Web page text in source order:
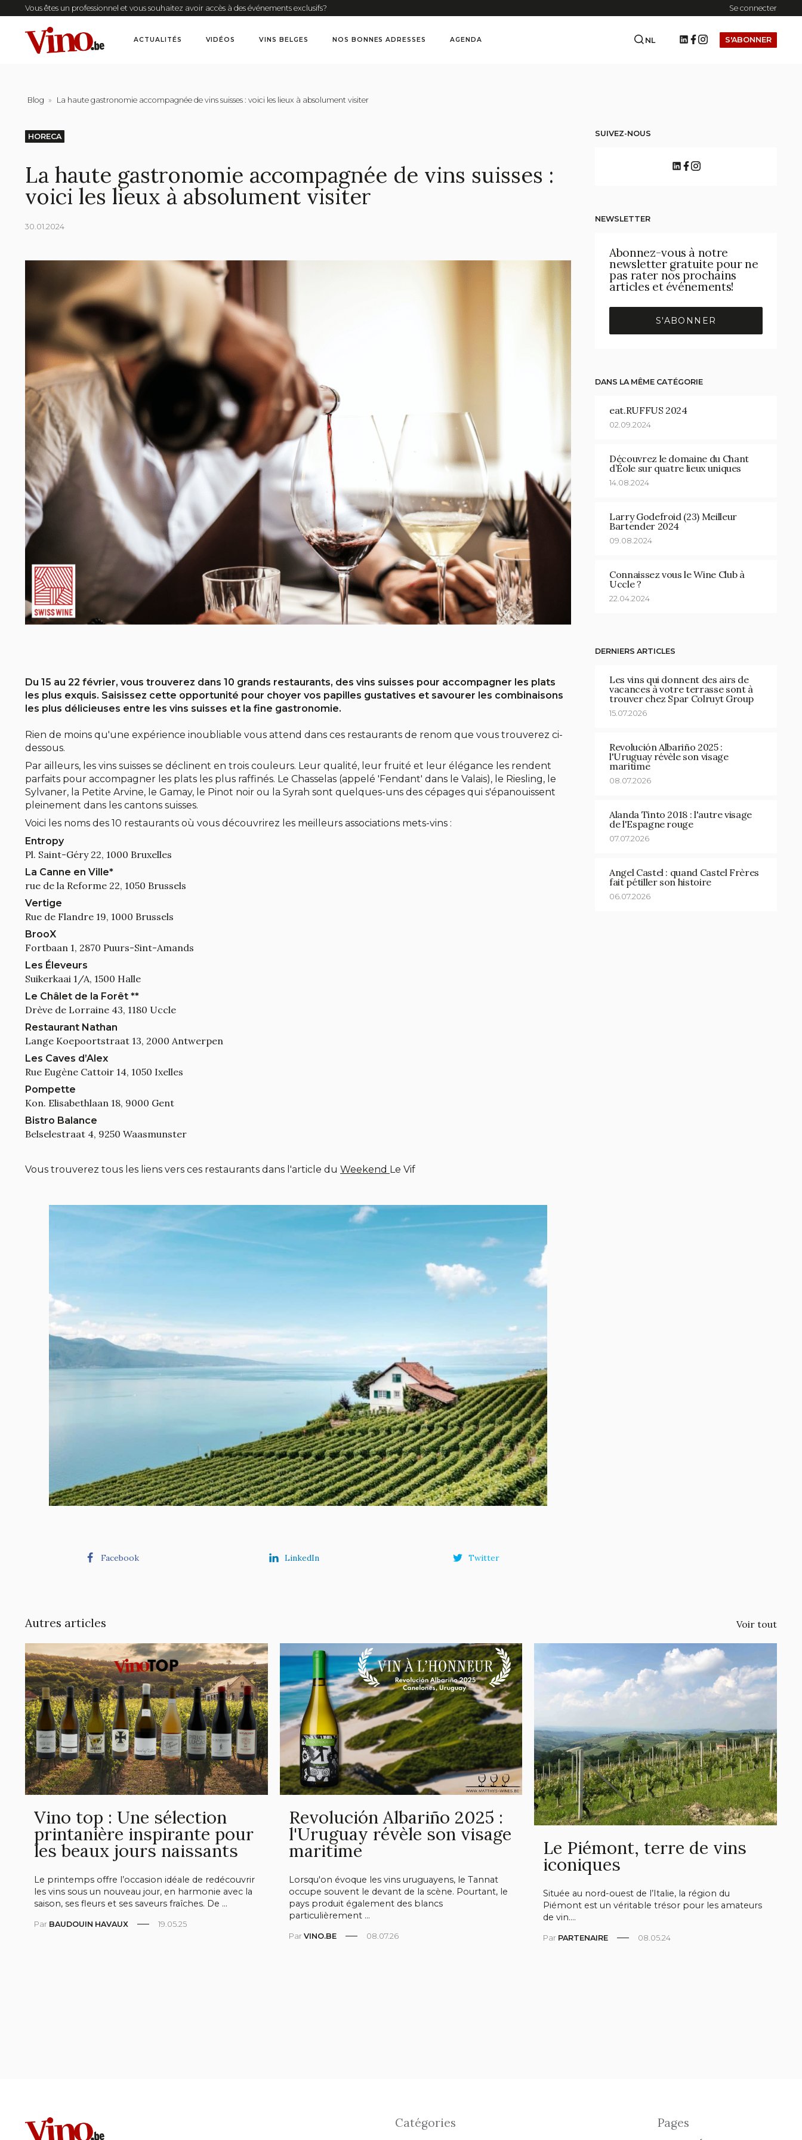
Vous êtes un professionnel et vous souhaitez avoir accès à des événements exclusifs? Se connecter
ACTUALITÉS VIDÉOS VINS BELGES NOS BONNES ADRESSES AGENDA NL S'ABONNER
Blog » La haute gastronomie accompagnée de vins suisses : voici les lieux à absolument visiter
HORECA
La haute gastronomie accompagnée de vins suisses :
voici les lieux à absolument visiter
30.01.2024
Du 15 au 22 février, vous trouverez dans 10 grands restaurants, des vins suisses pour accompagner les plats
les plus exquis. Saisissez cette opportunité pour choyer vos papilles gustatives et savourer les combinaisons
les plus délicieuses entre les vins suisses et la fine gastronomie.
Rien de moins qu'une expérience inoubliable vous attend dans ces restaurants de renom que vous trouverez ci-
dessous.
Par ailleurs, les vins suisses se déclinent en trois couleurs. Leur qualité, leur fruité et leur élégance les rendent
parfaits pour accompagner les plats les plus raffinés. Le Chasselas (appelé 'Fendant' dans le Valais), le Riesling, le
Sylvaner, la Petite Arvine, le Gamay, le Pinot noir ou la Syrah sont quelques-uns des cépages qui s'épanouissent
pleinement dans les cantons suisses.
Voici les noms des 10 restaurants où vous découvrirez les meilleurs associations mets-vins :
Entropy
Pl. Saint-Géry 22, 1000 Bruxelles
La Canne en Ville*
rue de la Reforme 22, 1050 Brussels
Vertige
Rue de Flandre 19, 1000 Brussels
BrooX
Fortbaan 1, 2870 Puurs-Sint-Amands
Les Éleveurs
Suikerkaai 1/A, 1500 Halle
Le Châlet de la Forêt **
Drève de Lorraine 43, 1180 Uccle
Restaurant Nathan
Lange Koepoortstraat 13, 2000 Antwerpen
Les Caves d’Alex
Rue Eugène Cattoir 14, 1050 Ixelles
Pompette
Kon. Elisabethlaan 18, 9000 Gent
Bistro Balance
Belselestraat 4, 9250 Waasmunster
Vous trouverez tous les liens vers ces restaurants dans l'article du Weekend Le Vif
Facebook LinkedIn Twitter
SUIVEZ-NOUS
NEWSLETTER
Abonnez-vous à notre
newsletter gratuite pour ne
pas rater nos prochains
articles et événements!
S'ABONNER
DANS LA MÊME CATÉGORIE
eat.RUFFUS 2024
02.09.2024
Découvrez le domaine du Chant
d’Éole sur quatre lieux uniques
14.08.2024
Larry Godefroid (23) Meilleur
Bartender 2024
09.08.2024
Connaissez vous le Wine Club à
Uccle ?
22.04.2024
DERNIERS ARTICLES
Les vins qui donnent des airs de
vacances à votre terrasse sont à
trouver chez Spar Colruyt Group
15.07.2026
Revolución Albariño 2025 :
l'Uruguay révèle son visage
maritime
08.07.2026
Alanda Tinto 2018 : l'autre visage
de l'Espagne rouge
07.07.2026
Angel Castel : quand Castel Frères
fait pétiller son histoire
06.07.2026
Autres articles Voir tout
Vino top : Une sélection
printanière inspirante pour
les beaux jours naissants
Le printemps offre l’occasion idéale de redécouvrir
les vins sous un nouveau jour, en harmonie avec la
saison, ses fleurs et ses saveurs fraîches. De ...
Par BAUDOUIN HAVAUX 19.05.25
Revolución Albariño 2025 :
l'Uruguay révèle son visage
maritime
Lorsqu'on évoque les vins uruguayens, le Tannat
occupe souvent le devant de la scène. Pourtant, le
pays produit également des blancs
particulièrement ...
Par VINO.BE 08.07.26
Le Piémont, terre de vins
iconiques
Située au nord-ouest de l’Italie, la région du
Piémont est un véritable trésor pour les amateurs
de vin....
Par PARTENAIRE 08.05.24
Catégories Pages